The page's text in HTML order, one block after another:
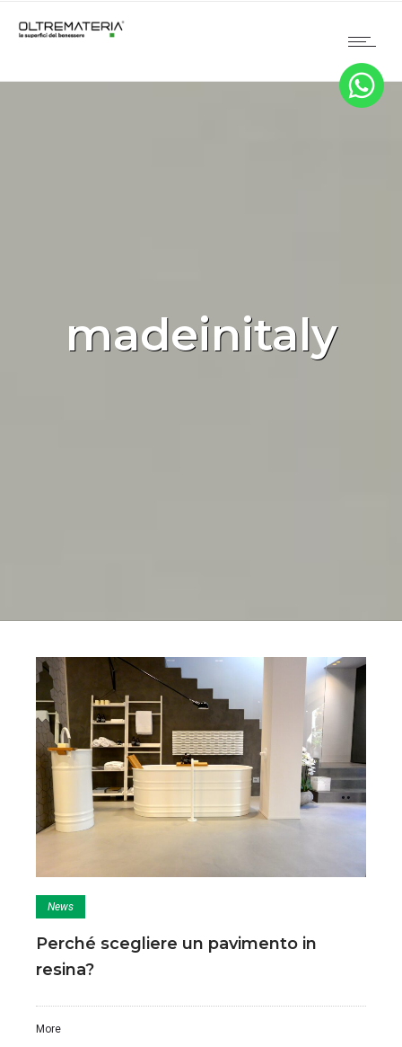
madeinitaly
News
Perché scegliere un pavimento in
resina?
More